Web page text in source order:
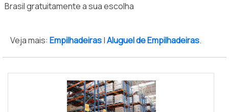
Brasil gratuitamente a sua escolha
Veja mais: Empilhadeiras|Aluguel de Empilhadeiras.